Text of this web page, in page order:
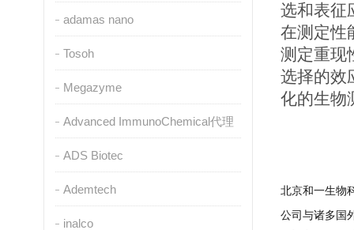
adamas nano
Tosoh
Megazyme
Advanced ImmunoChemical代理
ADS Biotec
Ademtech
inalco
选和表征
在测定性
测定重现
选择的效
化的生物
北京和一生物
公司与诸多国